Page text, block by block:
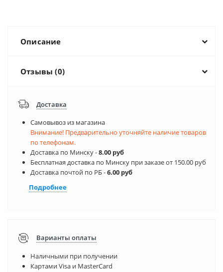
Описание
Отзывы (0)
Доставка
Самовывоз из магазина
Внимание! Предварительно уточняйте наличие товаров
по телефонам.
Доставка по Минску -8.00 руб
Бесплатная доставка по Минску при заказе от 150.00 руб
Доставка почтой по РБ -6.00 руб
Подробнее
Варианты оплаты
Наличными при получении
Картами Visa и MasterCard